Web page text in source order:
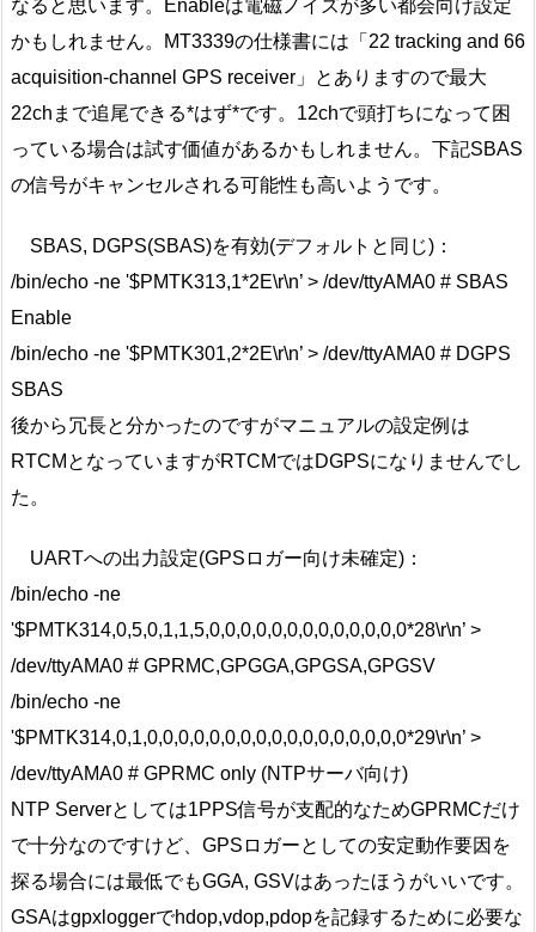
なると思います。Enableは電磁ノイズが多い都会向け設定
かもしれません。MT3339の仕様書には
22 tracking and 66
acquisition-channel GPS receiver
とありますので最大
22chまで追尾できる*はず*です。12chで頭打ちになって困
っている場合は試す価値があるかもしれません。下記SBAS
の信号がキャンセルされる可能性も高いようです。
SBAS, DGPS(SBAS)を有効(デフォルトと同じ)：
/bin/echo -ne '$PMTK313,1*2E\r\n’ > /dev/ttyAMA0 # SBAS
Enable
/bin/echo -ne '$PMTK301,2*2E\r\n’ > /dev/ttyAMA0 # DGPS
SBAS
後から冗長と分かったのですがマニュアルの設定例は
RTCMとなっていますがRTCMではDGPSになりませんでし
た。
UARTへの出力設定(GPSロガー向け未確定)：
/bin/echo -ne
'$PMTK314,0,5,0,1,1,5,0,0,0,0,0,0,0,0,0,0,0,0,0*28\r\n’ >
/dev/ttyAMA0 # GPRMC,GPGGA,GPGSA,GPGSV
/bin/echo -ne
'$PMTK314,0,1,0,0,0,0,0,0,0,0,0,0,0,0,0,0,0,0,0*29\r\n’ >
/dev/ttyAMA0 # GPRMC only (NTPサーバ向け)
NTP Serverとしては1PPS信号が支配的なためGPRMCだけ
で十分なのですけど、GPSロガーとしての安定動作要因を
探る場合には最低でもGGA, GSVはあったほうがいいです。
GSAはgpxloggerでhdop,vdop,pdopを記録するために必要な